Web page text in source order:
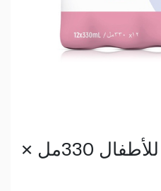
إيفيان مياه معدنية للأطفال 330مل ×